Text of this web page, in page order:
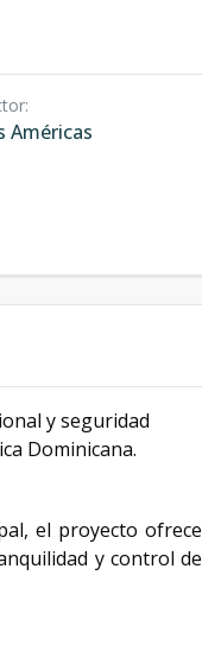
:
Américas
y seguridad
Dominicana.
el proyecto ofrece
y control de